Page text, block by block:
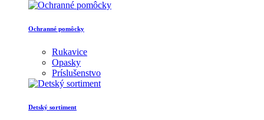
Ochranné pomôcky
Rukavice
Opasky
Príslušenstvo
Detský sortiment